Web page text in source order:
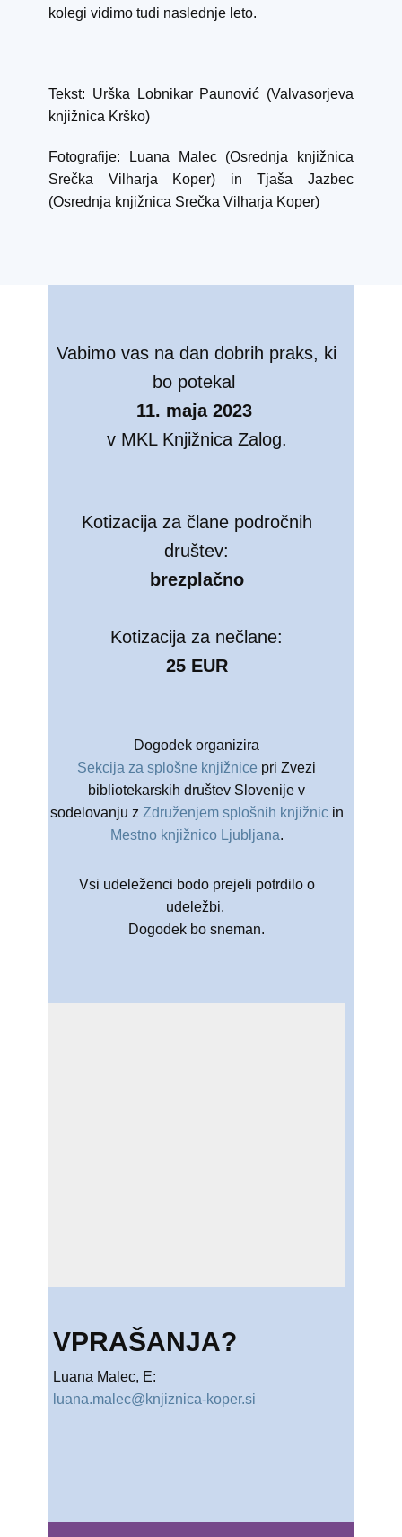
kolegi vidimo tudi naslednje leto.
Tekst: Urška Lobnikar Paunović (Valvasorjeva
knjižnica Krško)
Fotografije: Luana Malec (Osrednja knjižnica
Srečka Vilharja Koper) in Tjaša Jazbec
(Osrednja knjižnica Srečka Vilharja Koper)
Vabimo vas na ​dan dobrih praks, ki
bo potekal
11. maja 2023
v ​MKL Knjižnica Zalog.
Kotizacija za člane področnih
društev:
brezplačno
Kotizacija za nečlane:
25 EUR
Dogodek organizira
Sekcija za splošne knjižnice pri Zvezi
bibliotekarskih društev Slovenije v
sodelovanju z Združenjem splošnih knjižnicin
Mestno knjižnico Ljubljana.
Vsi udeleženci bodo prejeli potrdilo o
udeležbi.
Dogodek bo sneman.
VPRAŠANJA?
Luana Malec, E:
luana.malec@knjiznica-koper.si